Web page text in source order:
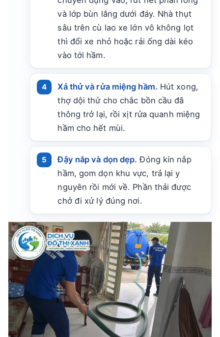
và lớp bùn lắng dưới đáy. Nhà thụt
sâu trên cù lao xe lớn vô không lọt
thì đổi xe nhỏ hoặc rải ống dài kéo
vào tới hầm.
Xả thử và rửa miệng hầm. Hút xong,
thợ dội thử cho chắc bồn cầu đã
thông trở lại, rồi xịt rửa quanh miệng
hầm cho hết mùi.
Đậy nắp và dọn dẹp. Đóng kín nắp
hầm, gom dọn khu vực, trả lại y
nguyên rồi mới về. Phần thải được
chở đi xử lý đúng nơi.